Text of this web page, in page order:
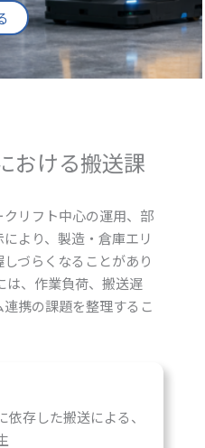
おける搬送課
リフト中心の運用、部
より、製造・倉庫エリ
づらくなることがあり
は、作業負荷、搬送遅
携の課題を整理するこ
存した搬送による、